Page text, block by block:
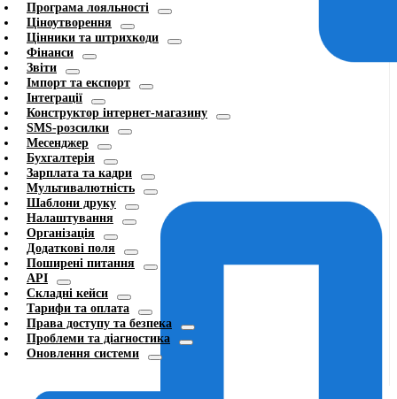
Програма лояльності
Ціноутворення
Цінники та штрихкоди
Фінанси
Звіти
Імпорт та експорт
Інтеграції
Конструктор інтернет-магазину
SMS-розсилки
Месенджер
Бухгалтерія
Зарплата та кадри
Мультивалютність
Шаблони друку
Налаштування
Організація
Додаткові поля
Поширені питання
API
Складні кейси
Тарифи та оплата
Права доступу та безпека
Проблеми та діагностика
Оновлення системи